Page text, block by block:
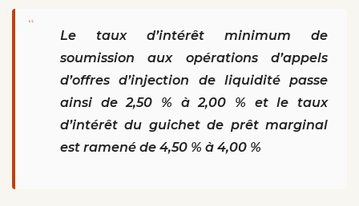
“
Le taux d’intérêt minimum de
soumission aux opérations d’appels
d’offres d’injection de liquidité passe
ainsi de 2,50 % à 2,00 % et le taux
d’intérêt du guichet de prêt marginal
est ramené de 4,50 % à 4,00 %